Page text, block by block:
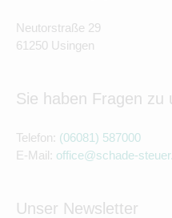
Neutorstraße 29
61250 Usingen
Sie haben Fragen zu
Telefon: (06081) 587000
E-Mail: office@schade-
Unser Newsletter